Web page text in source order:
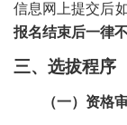
信息网上提交后
报名结束后一律
三、选拔程序
（一）资格